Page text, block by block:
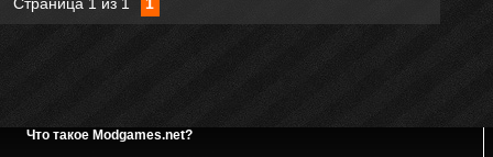
Что такое Modgames.net?